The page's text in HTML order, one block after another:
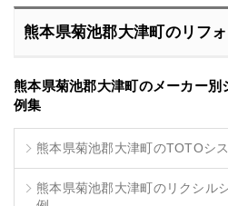
熊本県菊池郡大津町のリフ
熊本県菊池郡大津町のメーカー別
例集
熊本県菊池郡大津町のTOTOシ
熊本県菊池郡大津町のリクシル